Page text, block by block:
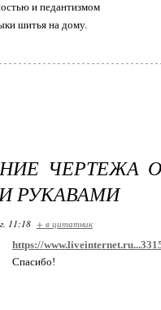
и педантизмом
шитья на дому.
ЧЕРТЕЖА
РУКАВАМИ
11:18 + в цитатник
https://
Спасибо!